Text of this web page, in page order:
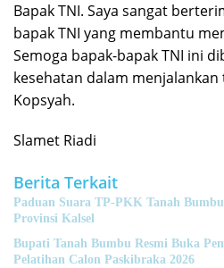
Bapak TNI. Saya sangat
bapak TNI yang membantu
Semoga bapak-bapak TNI ini
kesehatan dalam menjalankan
Kopsyah.
Slamet Riadi
Berita Terkait
Paduan Suara TP-PKK Tanah
Provinsi Kalsel
Bupati Tanah Bumbu Resmi Buka
Pelatihan Calon Paskibraka 2026